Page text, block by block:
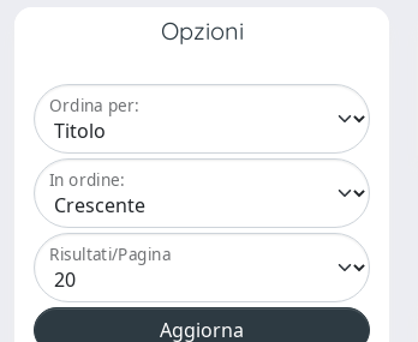
Opzioni
Ordina per:
In ordine:
Risultati/Pagina